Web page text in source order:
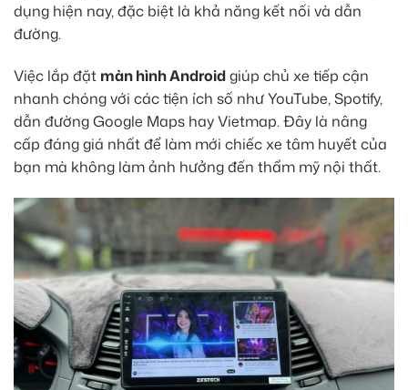
dụng hiện nay, đặc biệt là khả năng kết nối và dẫn
đường.
Việc lắp đặt màn hình Androidgiúp chủ xe tiếp cận
nhanh chóng với các tiện ích số như YouTube, Spotify,
dẫn đường Google Maps hay Vietmap. Đây là nâng
cấp đáng giá nhất để làm mới chiếc xe tâm huyết của
bạn mà không làm ảnh hưởng đến thẩm mỹ nội thất.